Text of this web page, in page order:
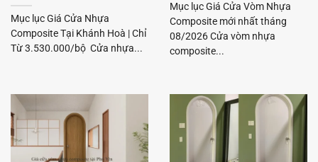
Mục lục Giá Cửa Nhựa
Composite Tại Khánh Hoà | Chỉ
Từ 3.530.000/bộ Cửa nhựa...
Mục lục Giá Cửa Vòm Nhựa
Composite mới nhất tháng
08/2026 Cửa vòm nhựa
composite...